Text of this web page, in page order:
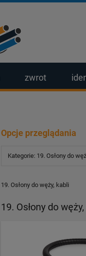
zwrot
Opcje przeglądania
Kategorie: 19. Osłony do
19. Osłony do węży, kabli
19. Osłony do